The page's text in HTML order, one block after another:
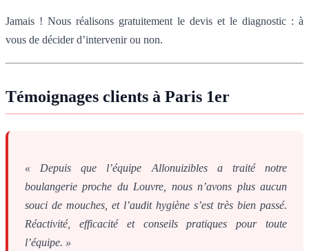
Jamais ! Nous réalisons gratuitement le devis et le diagnostic : à
vous de décider d’intervenir ou non.
Témoignages clients à Paris 1er
« Depuis que l’équipe Allonuizibles a traité notre
boulangerie proche du Louvre, nous n’avons plus aucun
souci de mouches, et l’audit hygiène s’est très bien passé.
Réactivité, efficacité et conseils pratiques pour toute
l’équipe. »